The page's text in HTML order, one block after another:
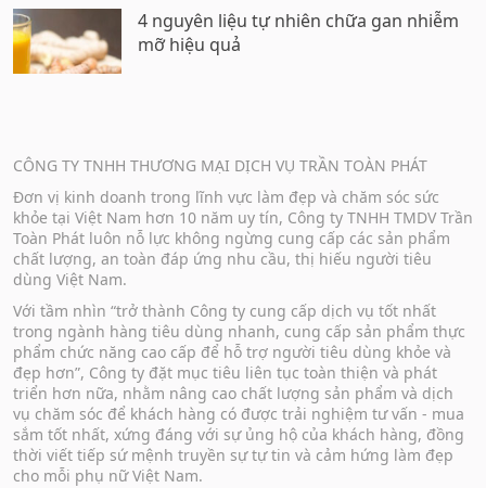
4 nguyên liệu tự nhiên chữa gan nhiễm
mỡ hiệu quả
CÔNG TY TNHH THƯƠNG MẠI DỊCH VỤ TRẦN TOÀN PHÁT
Đơn vị kinh doanh trong lĩnh vực làm đẹp và chăm sóc sức
khỏe tại Việt Nam hơn 10 năm uy tín, Công ty TNHH TMDV Trần
Toàn Phát luôn nỗ lực không ngừng cung cấp các sản phẩm
chất lượng, an toàn đáp ứng nhu cầu, thị hiếu người tiêu
dùng Việt Nam.
Với tầm nhìn “trở thành Công ty cung cấp dịch vụ tốt nhất
trong ngành hàng tiêu dùng nhanh, cung cấp sản phẩm thực
phẩm chức năng cao cấp để hỗ trợ người tiêu dùng khỏe và
đẹp hơn”, Công ty đặt mục tiêu liên tục toàn thiện và phát
triển hơn nữa, nhằm nâng cao chất lượng sản phẩm và dịch
vụ chăm sóc để khách hàng có được trải nghiệm tư vấn - mua
sắm tốt nhất, xứng đáng với sự ủng hộ của khách hàng, đồng
thời viết tiếp sứ mệnh truyền sự tự tin và cảm hứng làm đẹp
cho mỗi phụ nữ Việt Nam.